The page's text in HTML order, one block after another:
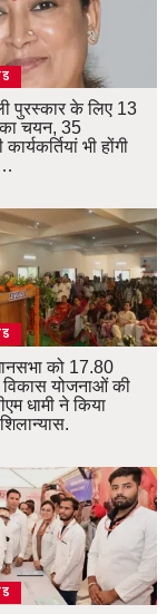
पुरस्कार के लिए 13
चयन, 35
भी होंगी
को 17.80
योजनाओं की
धामी ने किया